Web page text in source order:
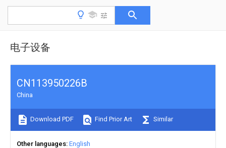
电子设备
CN113950226B
China
Download PDF Find Prior Art Similar
Other languages English